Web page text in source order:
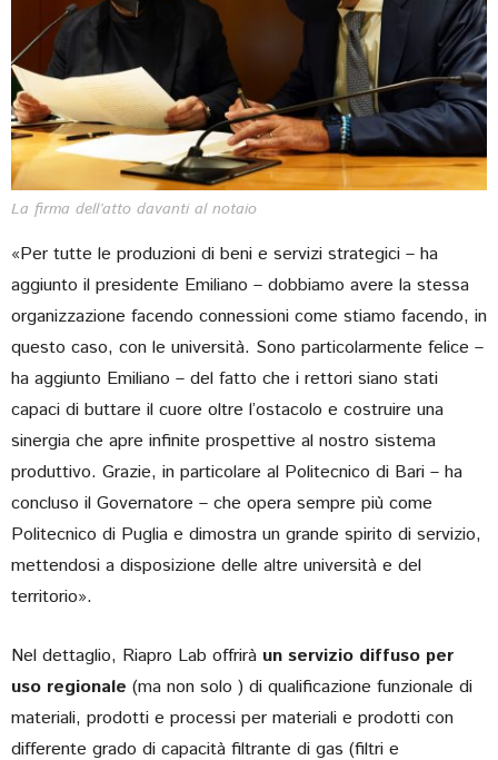
La firma dell’atto davanti al notaio
«Per tutte le produzioni di beni e servizi strategici – ha
aggiunto il presidente Emiliano – dobbiamo avere la stessa
organizzazione facendo connessioni come stiamo facendo, in
questo caso, con le università. Sono particolarmente felice –
ha aggiunto Emiliano – del fatto che i rettori siano stati
capaci di buttare il cuore oltre l’ostacolo e costruire una
sinergia che apre infinite prospettive al nostro sistema
produttivo. Grazie, in particolare al Politecnico di Bari – ha
concluso il Governatore – che opera sempre più come
Politecnico di Puglia e dimostra un grande spirito di servizio,
mettendosi a disposizione delle altre università e del
territorio».
Nel dettaglio, Riapro Lab offrirà un servizio diffuso per
uso regionale (ma non solo ) di qualificazione funzionale di
materiali, prodotti e processi per materiali e prodotti con
differente grado di capacità filtrante di gas (filtri e